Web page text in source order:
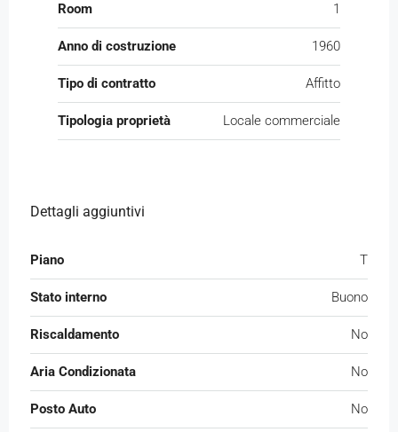
Room 1
Anno di costruzione 1960
Tipo di contratto Affitto
Tipologia proprietà Locale commerciale
Dettagli aggiuntivi
Piano T
Stato interno Buono
Riscaldamento No
Aria Condizionata No
Posto Auto No